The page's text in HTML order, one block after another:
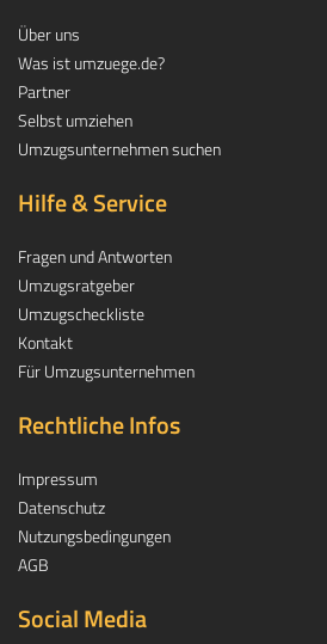
Über uns
Was ist umzuege.de?
Partner
Selbst umziehen
Umzugsunternehmen suchen
Hilfe & Service
Fragen und Antworten
Umzugsratgeber
Umzugscheckliste
Kontakt
Für Umzugsunternehmen
Rechtliche Infos
Impressum
Datenschutz
Nutzungsbedingungen
AGB
Social Media